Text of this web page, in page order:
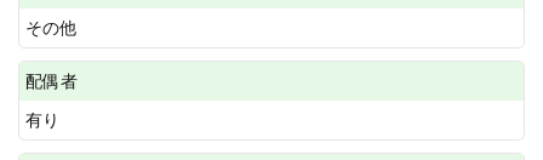
その他
配偶者
有り